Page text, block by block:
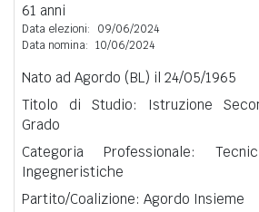
61 anni
Data elezioni:
09/06/2024
Data nomina: 10/06/2024
Nato ad Agordo (BL) il 24/05/1965
Titolo di Studio: Istruzione
Grado
Categoria Professionale:
Ingegneristiche
Partito/Coalizione: Agordo Insieme